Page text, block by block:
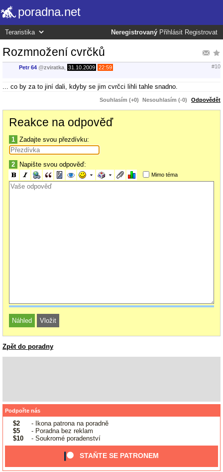
poradna.net
Neregistrovaný Přihlásit Registrovat
Rozmnožení cvrčků
Petr 64 @zviratka 31.10.2009 22:59 #10
... co by za to jiní dali, kdyby se jim cvrčci lihli tahle snadno.
Souhlasím (+0) Nesouhlasím (-0) Odpovědět
Reakce na odpověď
1 Zadajte svou přezdívku:
2 Napište svou odpověď:
Mimo téma
Zpět do poradny
Podpořte nás
$2
- Ikona patrona na poradně
$5
- Poradna bez reklam
$10
- Soukromé poradenství
STAŇTE SE PATRONEM